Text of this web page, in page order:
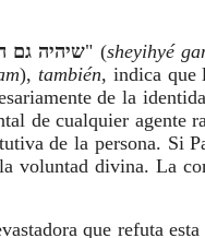
שיהיה גם" (sheyihyé
),también, indica que
de la
de cualquier agente
de la persona. Si
voluntad divina. La
que refuta